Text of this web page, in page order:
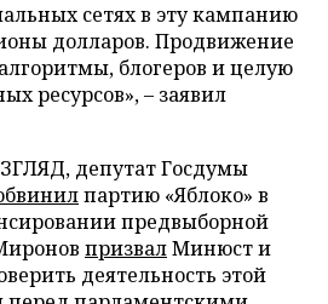
сетях в эту кампанию
долларов. Продвижение
блогеров и целую
ресурсов», – заявил
депутат Госдумы
партию «Яблоко» в
предвыборной
призвалМинюст и
деятельность этой